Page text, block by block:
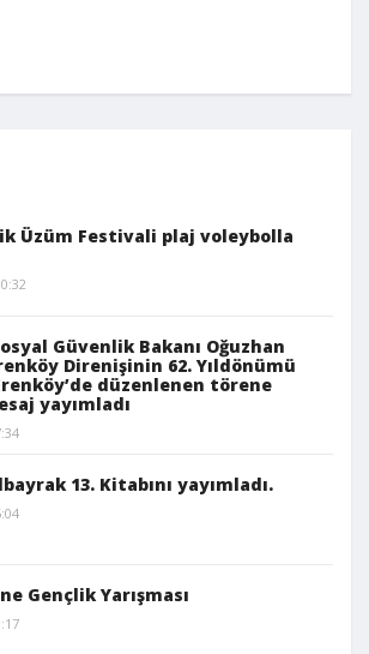
Üzüm Festivali plaj voleybolla
Güvenlik Bakanı Oğuzhan
Direnişinin 62. Yıldönümü
düzenlenen törene
yayımladı
13. Kitabını yayımladı.
Gençlik Yarışması